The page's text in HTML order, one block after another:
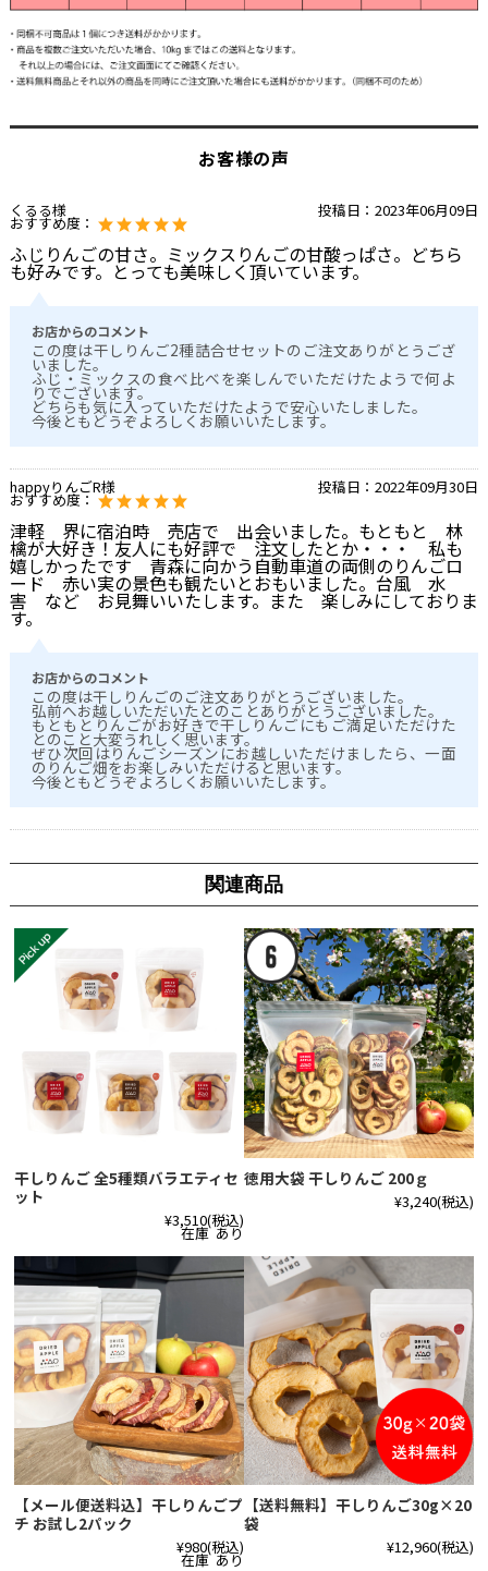
お客様の声
くるる様 投稿日： 2023年06月09日
おすすめ度：
ふじりんごの甘さ。ミックスりんごの甘酸っぱさ。どちら
も好みです。とっても美味しく頂いています。
お店からのコメント
この度は干しりんご2種詰合せセットのご注文ありがとうござ
いました。
ふじ・ミックスの食べ比べを楽しんでいただけたようで何よ
りでございます。
どちらも気に入っていただけたようで安心いたしました。
今後ともどうぞよろしくお願いいたします。
happyりんごR様 投稿日： 2022年09月30日
おすすめ度：
津軽 界に宿泊時 売店で 出会いました。もともと 林
檎が大好き！友人にも好評で 注文したとか・・・ 私も
嬉しかったです 青森に向かう自動車道の両側のりんごロ
ード 赤い実の景色も観たいとおもいました。台風 水
害 など お見舞いいたします。また 楽しみにしておりま
す。
お店からのコメント
この度は干しりんごのご注文ありがとうございました。
弘前へお越しいただいたとのことありがとうございました。
もともとりんごがお好きで干しりんごにもご満足いただけた
とのこと大変うれしく思います。
ぜひ次回はりんごシーズンにお越しいただけましたら、一面
のりんご畑をお楽しみいただけると思います。
今後ともどうぞよろしくお願いいたします。
関連商品
干しりんご 全5種類バラエティセ
ット
¥3,510(税込)
在庫 あり
徳用大袋 干しりんご 200ｇ
¥3,240(税込)
【メール便送料込】干しりんごプ
チ お試し2パック
¥980(税込)
在庫 あり
【送料無料】干しりんご30g×20
袋
¥12,960(税込)